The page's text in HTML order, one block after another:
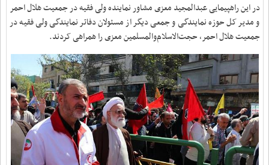
در این راهپیمایی عبدالمجید معزی مشاور نماینده ولی فقیه در جمعیت هلال احمر
و مدیر کل حوزه نمایندگی و جمعی دیگر از مسئولان دفاتر نمایندگی ولی فقیه در
جمعیت هلال احمر، حجت‌الاسلام‌والمسلمین معزی را همراهی ‌کردند.